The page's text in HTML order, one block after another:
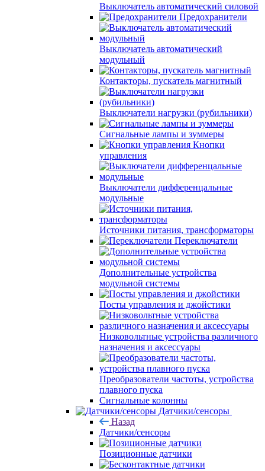
Выключатель автоматический силовой
Предохранители
Выключатель автоматический
модульный
Контакторы, пускатель магнитный
Выключатели нагрузки (рубильники)
Сигнальные лампы и зуммеры
Кнопки
управления
Выключатели дифференцальные
модульные
Источники питания, трансформаторы
Переключатели
Дополнительные устройства
модульной системы
Посты управления и джойстики
Низковольтные устройства различного
назначения и аксессуары
Преобразователи частоты, устройства
плавного пуска
Сигнальные колонны
Датчики/сенсоры
Назад
Датчики/сенсоры
Позиционные датчики